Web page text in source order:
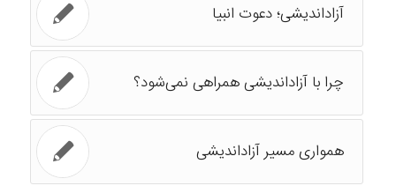
آزاداندیشی؛ دعوت انبیا
چرا با آزاداندیشی همراهی نمی‌شود؟
همواری مسیر آزاداندیشی